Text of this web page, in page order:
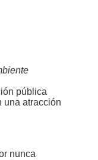
pública
una atracción
nunca